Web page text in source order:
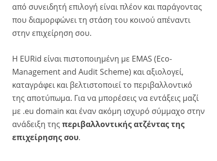
από συνειδητή επιλογή είναι πλέον και παράγοντας
που διαμορφώνει τη στάση του κοινού απέναντι
στην επιχείρηση σου.
Η EURid είναι πιστοποιημένη με EMAS (Eco-
Management and Audit Scheme) και αξιολογεί,
καταγράφει και βελτιστοποιεί το περιβαλλοντικό
της αποτύπωμα. Για να μπορέσεις να εντάξεις μαζί
με .eu domain και έναν ακόμη ισχυρό σύμμαχο στην
ανάδειξη της περιβαλλοντικής ατζέντας της
επιχείρησης σου.